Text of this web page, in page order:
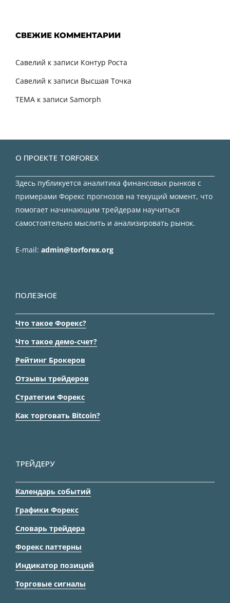
СВЕЖИЕ КОММЕНТАРИИ
Савелий к записи Контур Роста
Савелий к записи Высшая Точка
TEMA к записи Samorph
О ПРОЕКТЕ TORFOREX
Здесь публикуется аналитика финансовых рынков с
примерами Форекс прогнозов на текущий момент, что
помогает начинающим трейдерам научиться
самостоятельно мыслить и анализировать рынок.
E-mail: admin@torforex.org
ПОЛЕЗНОЕ
Что такое Форекс?
Что такое демо-счет?
Рейтинг Брокеров
Отзывы трейдеров
Стратегии Форекс
Как торговать Bitcoin?
ТРЕЙДЕРУ
Календарь событий
Графики Форекс
Словарь трейдера
Форекс паттерны
Индикатор позиций
Торговые сигналы